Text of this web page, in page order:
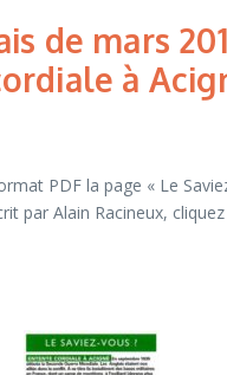
de mars
à
PDF la page « Le
par Alain Racineux,